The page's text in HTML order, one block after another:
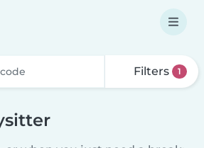
Filters 1